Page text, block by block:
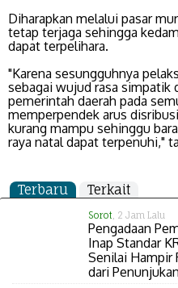
Diharapkan melalui pasar
tetap terjaga sehingga
dapat terpelihara.
"Karena sesungguhnya
sebagai wujud rasa simpatik
pemerintah daerah pada
memperpendek arus
kurang mampu sehinggu
raya natal dapat terpenuhi,"
Terbaru Terkait
Sorot, 2 Jam Lalu
Pengadaan
Inap Standar
Senilai Hampir
dari